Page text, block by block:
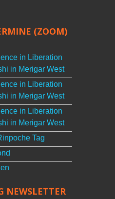
(ZOOM)
in Liberation
in Merigar West
in Liberation
in Merigar West
in Liberation
in Merigar West
Tag
NEWSLETTER